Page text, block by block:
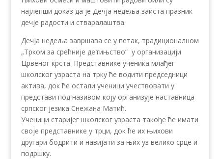
најлепши доказ да је Дечја недеља заиста празник
дечје радости и стваралаштва.
Дечја недеља завршава се у петак, традиционалном
„Трком за срећније детињство” у организацији
Црвеног крста. Представнике ученика млађег
школског узраста на трку ће водити председници
актива, док ће остали ученици учествовати у
представи под називом коју организује наставница
српског језика Снежана Матић.
Ученици старијег школског узраста такође ће имати
своје представнике у трци, док ће их њихови
другари бодрити и навијати за њих уз велико срце и
подршку.